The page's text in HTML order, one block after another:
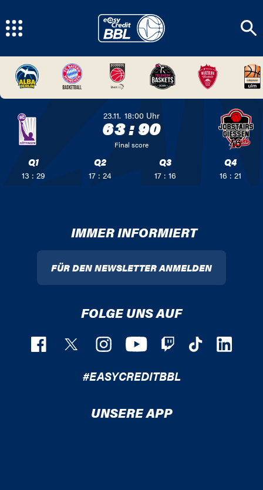
23.11. 18:00 Uhr
63:90
Final score
Q1
13 : 29
Q2
17 : 24
Q3
17 : 16
Q4
16 : 21
IMMER INFORMIERT
FÜR DEN NEWSLETTER ANMELDEN
FOLGE UNS AUF
#EASYCREDITBBL
UNSERE APP